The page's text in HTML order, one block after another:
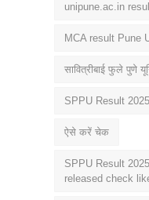
unipune.ac.in
MCA result Pune
सावित्रीबाई फुले पुणे
SPPU Result 2025:
ऐसे करें चेक
SPPU Result
released check